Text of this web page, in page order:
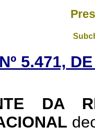
5.471,
DA